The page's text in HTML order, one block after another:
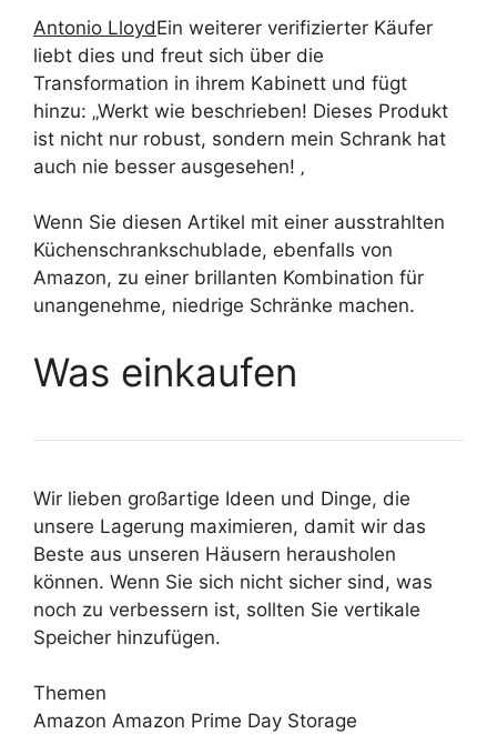
Antonio LloydEin weiterer verifizierter Käufer
liebt dies und freut sich über die
Transformation in ihrem Kabinett und fügt
hinzu: „Werkt wie beschrieben! Dieses Produkt
ist nicht nur robust, sondern mein Schrank hat
auch nie besser ausgesehen! ‚
Wenn Sie diesen Artikel mit einer ausstrahlten
Küchenschrankschublade, ebenfalls von
Amazon, zu einer brillanten Kombination für
unangenehme, niedrige Schränke machen.
Was einkaufen
Wir lieben großartige Ideen und Dinge, die
unsere Lagerung maximieren, damit wir das
Beste aus unseren Häusern herausholen
können. Wenn Sie sich nicht sicher sind, was
noch zu verbessern ist, sollten Sie vertikale
Speicher hinzufügen.
Themen
Amazon Amazon Prime Day Storage